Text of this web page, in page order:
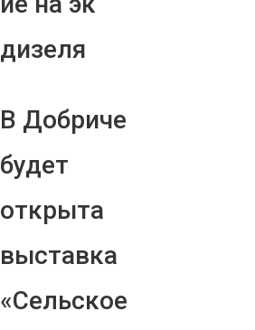
дизеля
В Добриче
будет
открыта
выставка
«Сельское